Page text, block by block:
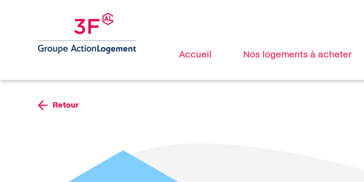
Accueil Nos logements à acheter
Retour